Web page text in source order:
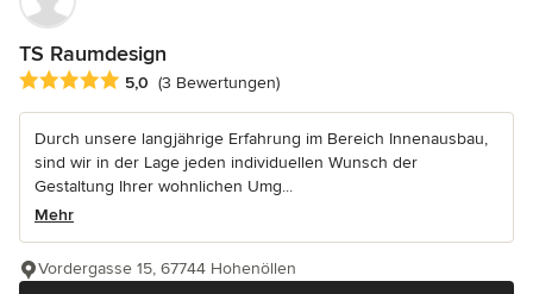
TS Raumdesign
Durchschnittliche Bewertung: 5 von 5 Sternen
5,0 (3 Bewertungen)
Durch unsere langjährige Erfahrung im Bereich Innenausbau,
sind wir in der Lage jeden individuellen Wunsch der
Gestaltung Ihrer wohnlichen Umg...
Mehr
Vordergasse 15, 67744 Hohenöllen